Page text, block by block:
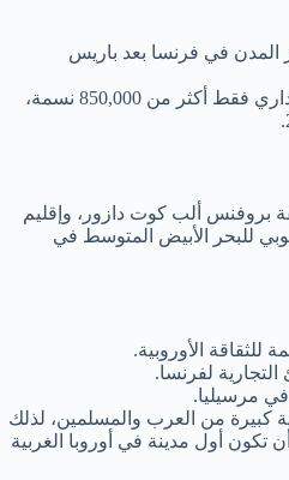
المدن في فرنسا بعد باريس
بلغ عدد سكان نطاق مارسيليا الإداري فقط أكثر من 850,000 نسمة،
بروفنس ألب كوت دازور، وإقليم
للبحر الأبيض المتوسط في
التجارية لفرنسا.
مرسيليا.
كبيرة من العرب والمسلمين، لذلك
تكون أول مدينة في أوروبا الغربية